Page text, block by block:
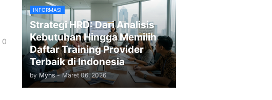
0
INFORMASI
Strategi HRD: Dari Analisis
Kebutuhan Hingga Memilih
Daftar Training Provider
Terbaik di Indonesia
by Myns - Maret 06, 2026